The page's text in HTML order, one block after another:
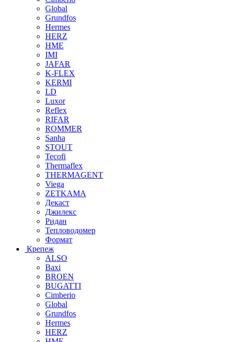
Global
Grundfos
Hermes
HERZ
HME
IMI
JAFAR
K-FLEX
KERMI
LD
Luxor
Reflex
RIFAR
ROMMER
Sanha
STOUT
Tecofi
Thermaflex
THERMAGENT
Viega
ZETKAMA
Декаст
Джилекс
Ридан
Тепловодомер
Формат
Крепеж
ALSO
Baxi
BROEN
BUGATTI
Cimberio
Global
Grundfos
Hermes
HERZ